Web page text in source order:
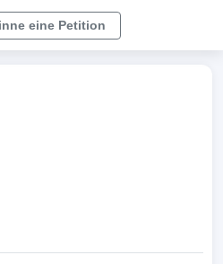
eine Petition